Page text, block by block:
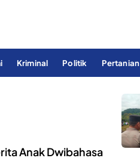
Kriminal Politik Pertanian
Anak Dwibahasa